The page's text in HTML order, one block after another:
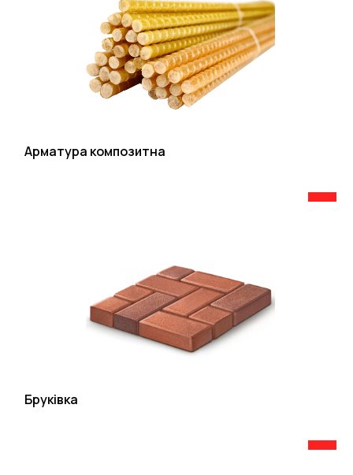
Арматура композитна
Бруківка